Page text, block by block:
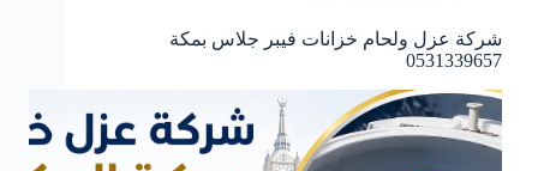
شركة عزل ولحام خزانات فيبر جلاس بمكة
0531339657